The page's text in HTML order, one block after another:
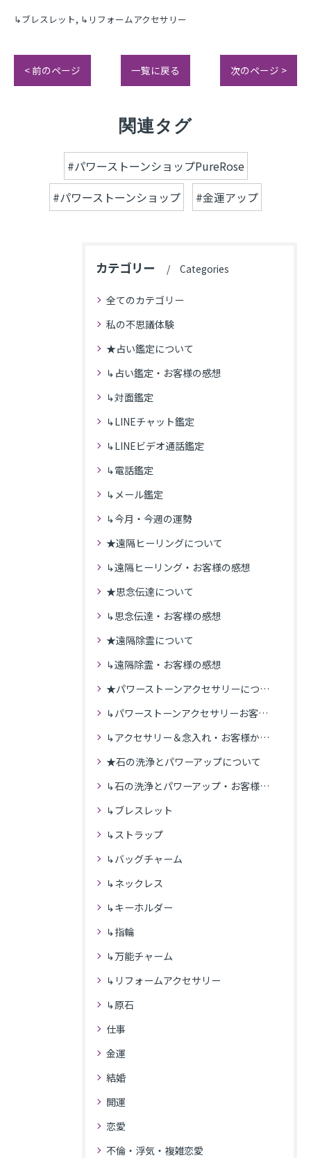
↳ブレスレット ↳リフォームアクセサリー
< 前のページ 一覧に戻る 次のページ >
関連タグ
#パワーストーンショップPureRose
#パワーストーンショップ
#金運アップ
カテゴリー Categories
全てのカテゴリー
私の不思議体験
★占い鑑定について
↳占い鑑定・お客様の感想
↳対面鑑定
↳LINEチャット鑑定
↳LINEビデオ通話鑑定
↳電話鑑定
↳メール鑑定
↳今月・今週の運勢
★遠隔ヒーリングについて
↳遠隔ヒーリング・お客様の感想
★思念伝達について
↳思念伝達・お客様の感想
★遠隔除霊について
↳遠隔除霊・お客様の感想
★パワーストーンアクセサリーについて
↳パワーストーンアクセサリーお客様の発送商品一覧
↳アクセサリー＆念入れ・お客様からの感想
★石の洗浄とパワーアップについて
↳石の洗浄とパワーアップ・お客様の感想
↳ブレスレット
↳ストラップ
↳バッグチャーム
↳ネックレス
↳キーホルダー
↳指輪
↳万能チャーム
↳リフォームアクセサリー
↳原石
仕事
金運
結婚
開運
恋愛
不倫・浮気・複雑恋愛